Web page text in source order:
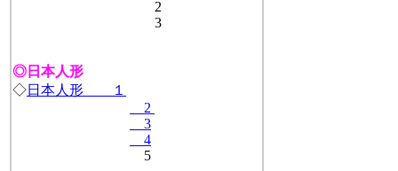
2
3
◎日本人形
◇日本人形 １
2
3
4
5